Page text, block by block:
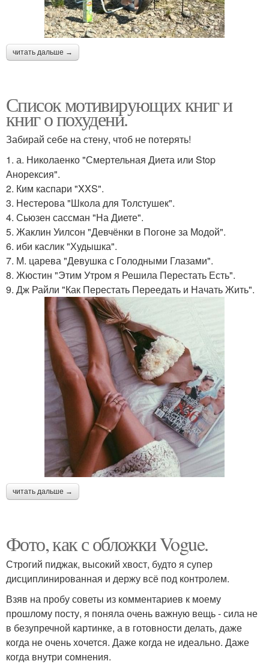
читать дальше →
Список мотивирующих книг и
книг о похудени.
Забирай себе на стену, чтоб не потерять!
1. а. Николаенко "Смертельная Диета или Stop
Анорексия".
2. Ким каспари "XXS".
3. Нестерова "Школа для Толстушек".
4. Сьюзен сассман "На Диете".
5. Жаклин Уилсон "Девчёнки в Погоне за Модой".
6. иби каслик "Худышка".
7. М. царева "Девушка с Голодными Глазами".
8. Жюстин "Этим Утром я Решила Перестать Есть".
9. Дж Райли "Как Перестать Переедать и Начать Жить".
читать дальше →
Фото, как с обложки Vogue.
Строгий пиджак, высокий хвост, будто я супер
дисциплинированная и держу всё под контролем.
Взяв на пробу советы из комментариев к моему
прошлому посту, я поняла очень важную вещь - сила не
в безупречной картинке, а в готовности делать, даже
когда не очень хочется. Даже когда не идеально. Даже
когда внутри сомнения.